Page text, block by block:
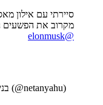
סיירתי עם אילון
מקרוב את הפשעים
@elonmusk
— Benjamin Netanyahu – בנימין נתניהו (@netanyahu)